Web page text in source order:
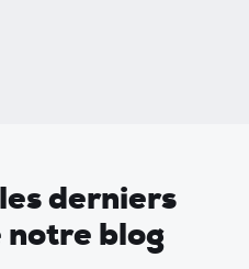
derniers
blog